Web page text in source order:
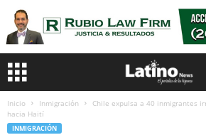
Inicio Inmigración
Chile expulsa a 40 inmigrantes
hacia Haití
INMIGRACIÓN